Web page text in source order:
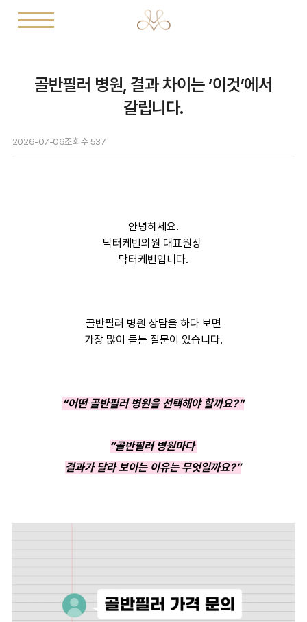
골반필러 병원, 결과 차이는 ‘이것’에서
갈립니다.
2026-07-06조회수 537
안녕하세요.
닥터케빈의원 대표원장
닥터케빈입니다.
골반필러 병원 상담을 하다 보면
가장 많이 듣는 질문이 있습니다.
“어떤 골반필러 병원을 선택해야 할까요?”
“골반필러 병원마다
결과가 달라 보이는 이유는 무엇일까요?”